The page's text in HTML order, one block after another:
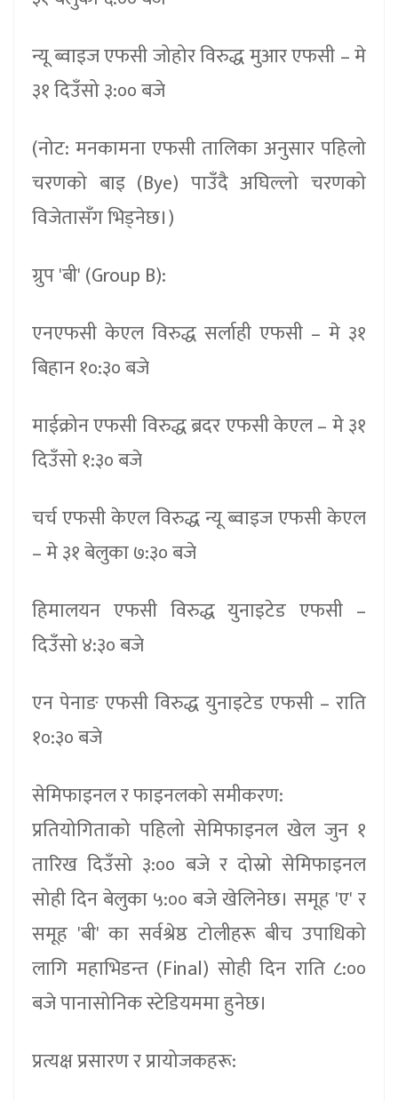
न्यू ब्वाइज एफसी जोहोर विरुद्ध मुआर एफसी – मे
३१ दिउँसो ३:०० बजे
(नोट: मनकामना एफसी तालिका अनुसार पहिलो
चरणको बाइ (Bye) पाउँदै अघिल्लो चरणको
विजेतासँग भिड्नेछ।)
ग्रुप 'बी' (Group B):
एनएफसी केएल विरुद्ध सर्लाही एफसी – मे ३१
बिहान १०:३० बजे
माईक्रोन एफसी विरुद्ध ब्रदर एफसी केएल – मे ३१
दिउँसो १:३० बजे
चर्च एफसी केएल विरुद्ध न्यू ब्वाइज एफसी केएल
– मे ३१ बेलुका ७:३० बजे
हिमालयन एफसी विरुद्ध युनाइटेड एफसी –
दिउँसो ४:३० बजे
एन पेनाङ एफसी विरुद्ध युनाइटेड एफसी – राति
१०:३० बजे
सेमिफाइनल र फाइनलको समीकरण:
प्रतियोगिताको पहिलो सेमिफाइनल खेल जुन १
तारिख दिउँसो ३:०० बजे र दोस्रो सेमिफाइनल
सोही दिन बेलुका ५:०० बजे खेलिनेछ। समूह 'ए' र
समूह 'बी' का सर्वश्रेष्ठ टोलीहरू बीच उपाधिको
लागि महाभिडन्त (Final) सोही दिन राति ८:००
बजे पानासोनिक स्टेडियममा हुनेछ।
प्रत्यक्ष प्रसारण र प्रायोजकहरू: